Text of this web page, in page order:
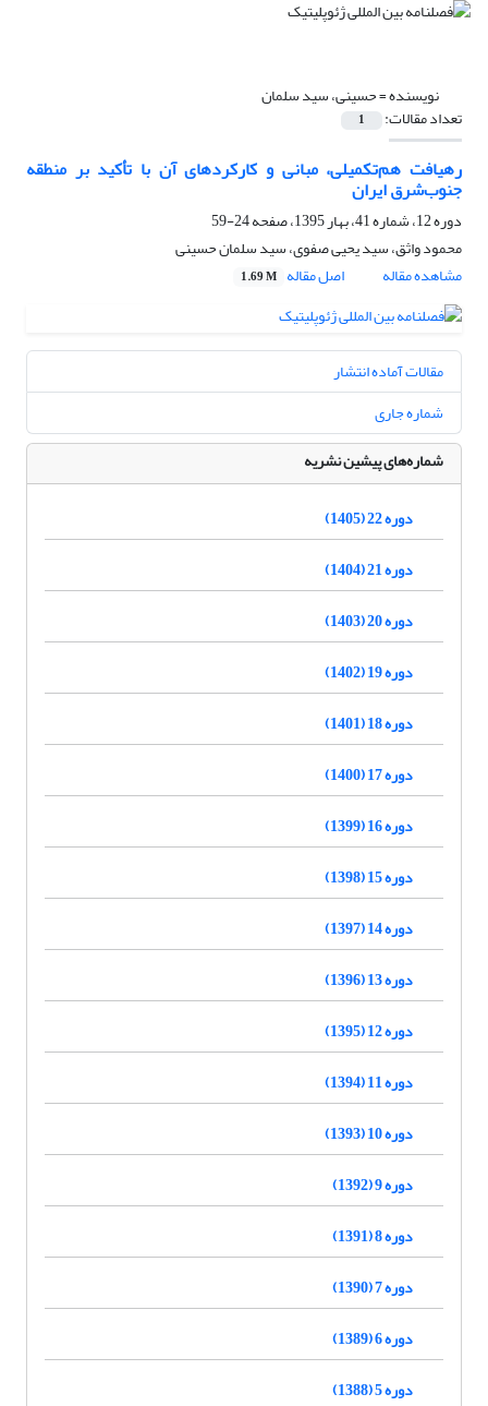
نویسنده =حسینی، سید سلمان
تعداد مقالات: 1
رهیافت هم‌تکمیلی، مبانی و کارکردهای آن با تأکید بر منطقه
جنوب‌شرق ایران
دوره 12، شماره 41، بهار 1395، صفحه
24-59
محمود واثق، سید یحیی صفوی، سید سلمان حسینی
مشاهده مقاله
اصل مقاله 1.69 M
مقالات آماده انتشار
شماره جاری
شماره‌های پیشین نشریه
دوره 22 (1405)
دوره 21 (1404)
دوره 20 (1403)
دوره 19 (1402)
دوره 18 (1401)
دوره 17 (1400)
دوره 16 (1399)
دوره 15 (1398)
دوره 14 (1397)
دوره 13 (1396)
دوره 12 (1395)
دوره 11 (1394)
دوره 10 (1393)
دوره 9 (1392)
دوره 8 (1391)
دوره 7 (1390)
دوره 6 (1389)
دوره 5 (1388)